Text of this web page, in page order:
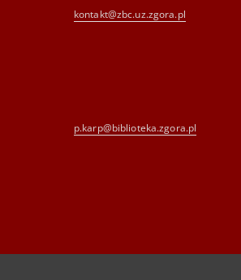
kontakt@zbc.uz.zgora.pl
p.karp@biblioteka.zgora.pl